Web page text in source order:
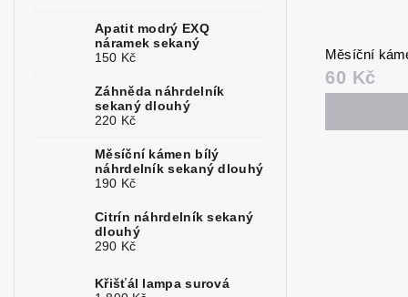
1
0
0
7
0
3
0
Apatit modrý EXQ
náramek sekaný
150 Kč
Záhněda náhrdelník
sekaný dlouhý
220 Kč
Měsíční kámen bílý
náhrdelník sekaný dlouhý
190 Kč
Citrín náhrdelník sekaný
dlouhý
290 Kč
Křišťál lampa surová
Měsíční
60 Kč